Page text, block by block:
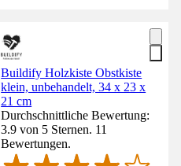
Buildify Holzkiste Obstkiste
klein, unbehandelt, 34 x 23 x
21 cm
Durchschnittliche Bewertung:
3.9 von 5 Sternen. 11
Bewertungen.